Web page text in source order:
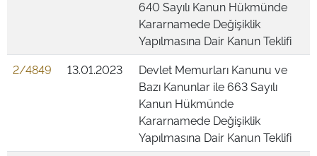
640 Sayılı Kanun Hükmünde
Kararnamede Değişiklik
Yapılmasına Dair Kanun Teklifi
2/4849
13.01.2023
Devlet Memurları Kanunu ve
Bazı Kanunlar ile 663 Sayılı
Kanun Hükmünde
Kararnamede Değişiklik
Yapılmasına Dair Kanun Teklifi